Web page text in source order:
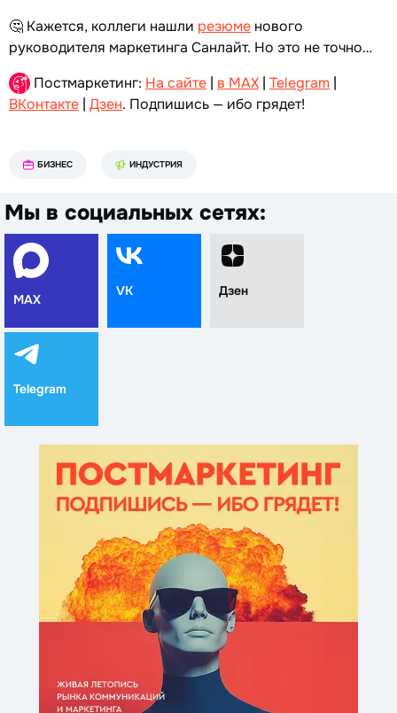
🤔 Кажется, коллеги нашли резюме нового
руководителя маркетинга Санлайт. Но это не точно…
Постмаркетинг: На сайте | в MAX | Telegram |
ВКонтакте | Дзен. Подпишись — ибо грядет!
БИЗНЕС ИНДУСТРИЯ
Мы в социальных сетях:
MAX
VK Дзен
Telegram